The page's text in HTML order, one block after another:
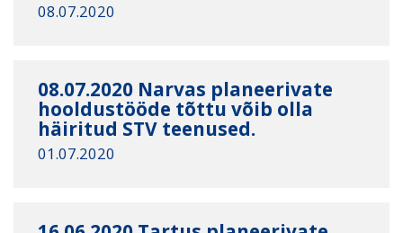
08.07.2020
08.07.2020 Narvas planeerivate
hooldustööde tõttu võib olla
häiritud STV teenused.
01.07.2020